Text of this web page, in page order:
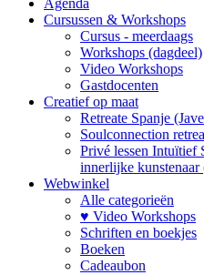
Agenda
Cursussen & Workshops
Cursus - meerdaags
Workshops (dagdeel)
Video Workshops
Gastdocenten
Creatief op maat
Retreate Spanje
Soulconnection
Privé lessen Intuïtief
innerlijke kunstenaar
Webwinkel
Alle categorieën
♥ Video Workshops
Schriften en boekjes
Boeken
Cadeaubon